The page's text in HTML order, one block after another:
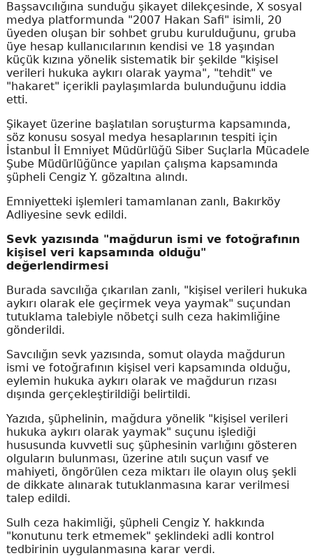
Başsavcılığına sunduğu şikayet dilekçesinde, X sosyal
medya platformunda "2007 Hakan Safi" isimli, 20
üyeden oluşan bir sohbet grubu kurulduğunu, gruba
üye hesap kullanıcılarının kendisi ve 18 yaşından
küçük kızına yönelik sistematik bir şekilde "kişisel
verileri hukuka aykırı olarak yayma", "tehdit" ve
"hakaret" içerikli paylaşımlarda bulunduğunu iddia
etti.
Şikayet üzerine başlatılan soruşturma kapsamında,
söz konusu sosyal medya hesaplarının tespiti için
İstanbul İl Emniyet Müdürlüğü Siber Suçlarla Mücadele
Şube Müdürlüğünce yapılan çalışma kapsamında
şüpheli Cengiz Y. gözaltına alındı.
Emniyetteki işlemleri tamamlanan zanlı, Bakırköy
Adliyesine sevk edildi.
Sevk yazısında "mağdurun ismi ve fotoğrafının
kişisel veri kapsamında olduğu"
değerlendirmesi
Burada savcılığa çıkarılan zanlı, "kişisel verileri hukuka
aykırı olarak ele geçirmek veya yaymak" suçundan
tutuklama talebiyle nöbetçi sulh ceza hakimliğine
gönderildi.
Savcılığın sevk yazısında, somut olayda mağdurun
ismi ve fotoğrafının kişisel veri kapsamında olduğu,
eylemin hukuka aykırı olarak ve mağdurun rızası
dışında gerçekleştirildiği belirtildi.
Yazıda, şüphelinin, mağdura yönelik "kişisel verileri
hukuka aykırı olarak yaymak" suçunu işlediği
hususunda kuvvetli suç şüphesinin varlığını gösteren
olguların bulunması, üzerine atılı suçun vasıf ve
mahiyeti, öngörülen ceza miktarı ile olayın oluş şekli
de dikkate alınarak tutuklanmasına karar verilmesi
talep edildi.
Sulh ceza hakimliği, şüpheli Cengiz Y. hakkında
"konutunu terk etmemek" şeklindeki adli kontrol
tedbirinin uygulanmasına karar verdi.